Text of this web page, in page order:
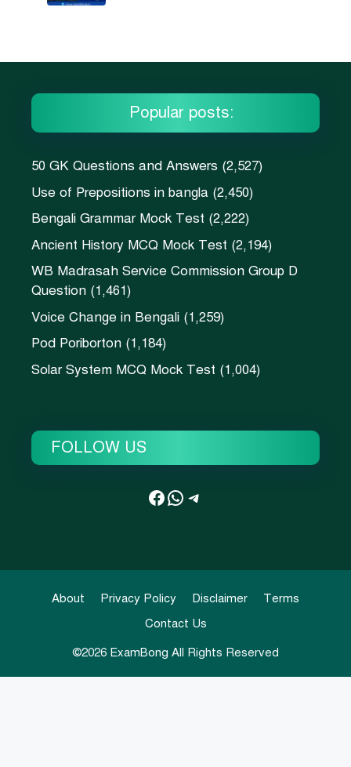
Popular posts:
50 GK Questions and Answers (2,527)
Use of Prepositions in bangla (2,450)
Bengali Grammar Mock Test (2,222)
Ancient History MCQ Mock Test (2,194)
WB Madrasah Service Commission Group D
Question (1,461)
Voice Change in Bengali (1,259)
Pod Poriborton (1,184)
Solar System MCQ Mock Test (1,004)
FOLLOW US
Facebook
WhatsApp
Telegram
About Privacy Policy Disclaimer
Terms
Contact Us
©2026ExamBong All Rights Reserved